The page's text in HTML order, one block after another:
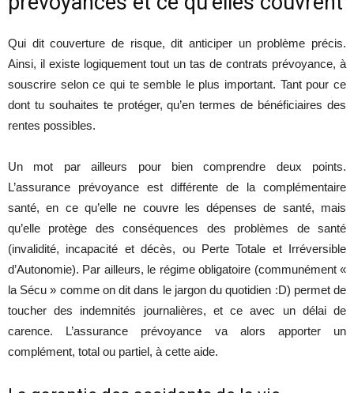
Qui dit couverture de risque, dit anticiper un problème précis.
Ainsi, il existe logiquement tout un tas de contrats prévoyance, à
souscrire selon ce qui te semble le plus important. Tant pour ce
dont tu souhaites te protéger, qu’en termes de bénéficiaires des
rentes possibles.
Un mot par ailleurs pour bien comprendre deux points.
L’assurance prévoyance est différente de la complémentaire
santé, en ce qu’elle ne couvre les dépenses de santé, mais
qu’elle protège des conséquences des problèmes de santé
(invalidité, incapacité et décès, ou Perte Totale et Irréversible
d’Autonomie). Par ailleurs, le régime obligatoire (communément «
la Sécu » comme on dit dans le jargon du quotidien :D) permet de
toucher des indemnités journalières, et ce avec un délai de
carence. L’assurance prévoyance va alors apporter un
complément, total ou partiel, à cette aide.